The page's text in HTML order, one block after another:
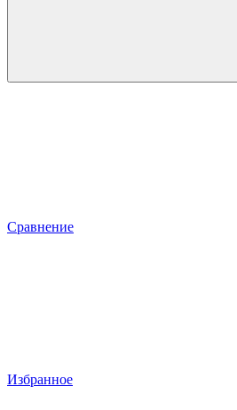
Сравнение
Избранное